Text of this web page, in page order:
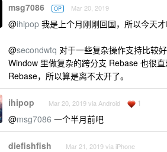
msg7086 OP Mar 20, 2019
@ihipop 我是上个月刚刚回国，所以今天
@secondwtq 对于一些复杂操作支持比较
Window 里做复杂的跨分支 Rebase 也很
Rebase，所以算是离不太开了。
ihipop Mar 20, 2019 via Android 1
@msg7086 一个半月前吧
diefishfish Mar 21, 2019 via iPhone